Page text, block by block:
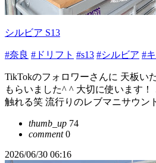
シルビア S13
#奈良 #ドリフト #s13 #シルビア #
TikTokのフォロワーさんに 天板い
もらいました^ ^ 大切に使います
触れる笑 流行りのレブマニサウン
thumb_up 74
comment0
2026/06/30 06:16